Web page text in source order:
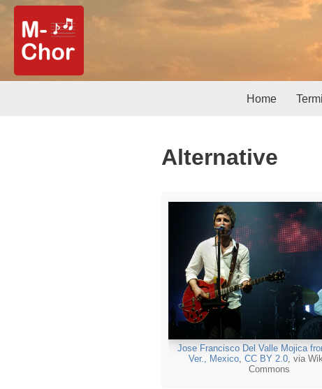
Zum
Inhalt
springen
Home
Alternative
Jose Francisco Del Valle Mojica
Ver., Mexico ,CC BY 2.0 , via
Commons